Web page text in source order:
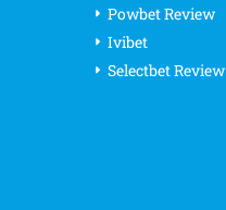
Powbet Review
Ivibet
Selectbet Review